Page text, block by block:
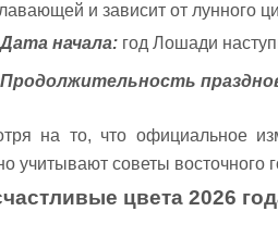
и зависит от лунного
Дата начала: год Лошади
Продолжительность
на то, что официальное
учитывают советы восточного
цвета 2026